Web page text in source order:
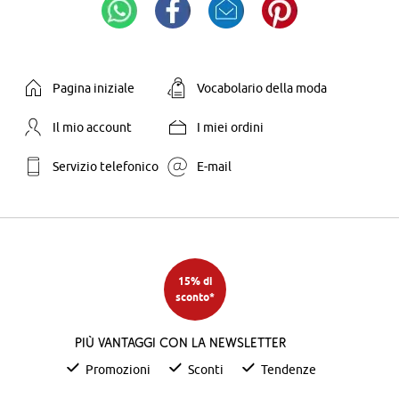
Pagina iniziale Vocabolario della moda
Il mio account I miei ordini
Servizio telefonico E-mail
15% di
sconto*
Più vantaggi con la newsletter
Promozioni Sconti Tendenze